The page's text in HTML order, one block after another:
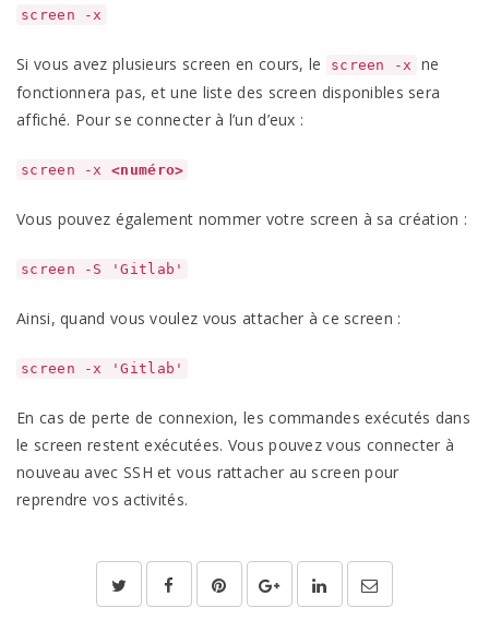
screen -x
Si vous avez plusieurs screen en cours, le screen -x
ne
fonctionnera pas, et une liste des screen disponibles sera
affiché. Pour se connecter à l’un d’eux :
screen -x <numéro>
Vous pouvez également nommer votre screen à sa création :
screen -S 'Gitlab'
Ainsi, quand vous voulez vous attacher à ce screen :
screen -x 'Gitlab'
En cas de perte de connexion, les commandes exécutés dans
le screen restent exécutées. Vous pouvez vous connecter à
nouveau avec SSH et vous rattacher au screen pour
reprendre vos activités.